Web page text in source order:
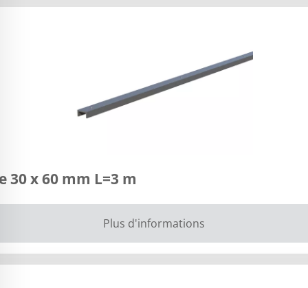
x 60 mm L=3 m
Plus d'informations